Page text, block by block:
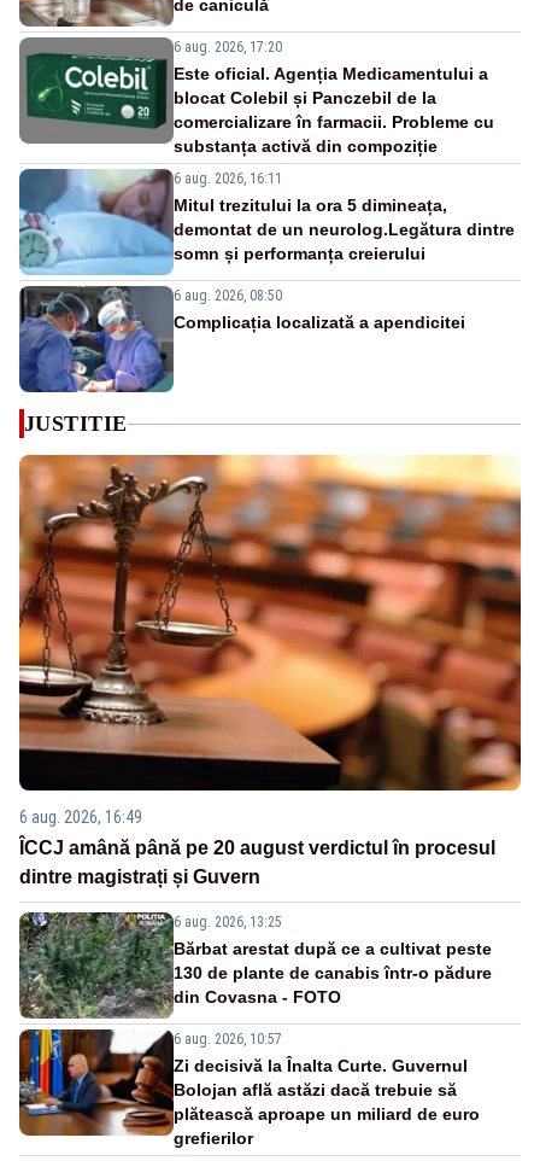
de caniculă
6 aug. 2026, 17:20
Este oficial. Agenția Medicamentului a
blocat Colebil și Panczebil de la
comercializare în farmacii. Probleme cu
substanța activă din compoziție
6 aug. 2026, 16:11
Mitul trezitului la ora 5 dimineața,
demontat de un neurolog.Legătura dintre
somn și performanța creierului
6 aug. 2026, 08:50
Complicația localizată a apendicitei
JUSTITIE
6 aug. 2026, 16:49
ÎCCJ amână până pe 20 august verdictul în procesul
dintre magistrați și Guvern
6 aug. 2026, 13:25
Bărbat arestat după ce a cultivat peste
130 de plante de canabis într-o pădure
din Covasna - FOTO
6 aug. 2026, 10:57
Zi decisivă la Înalta Curte. Guvernul
Bolojan află astăzi dacă trebuie să
plătească aproape un miliard de euro
grefierilor